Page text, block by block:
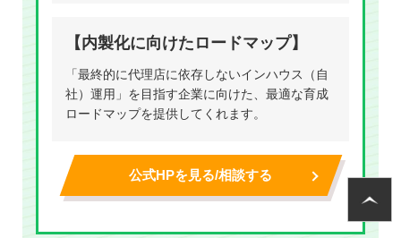
【内製化に向けたロードマップ】
「最終的に代理店に依存しないインハウス（自
社）運用」を目指す企業に向けた、最適な育成
ロードマップを提供してくれます。
公式HPを見る/相談する